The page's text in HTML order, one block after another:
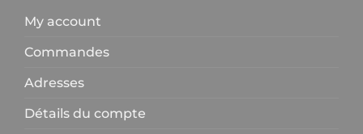
My account
Commandes
Adresses
Détails du compte